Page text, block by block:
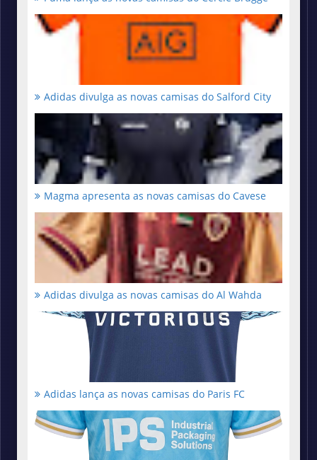
Adidas divulga as novas camisas do Salford City
Magma apresenta as novas camisas do Cavese
Adidas divulga as novas camisas do Al Wahda
Adidas lança as novas camisas do Paris FC